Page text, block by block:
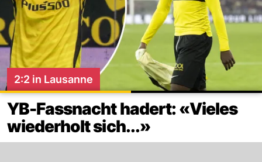
2:2 in Lausanne
YB-Fassnacht hadert: «Vieles
wiederholt sich...»